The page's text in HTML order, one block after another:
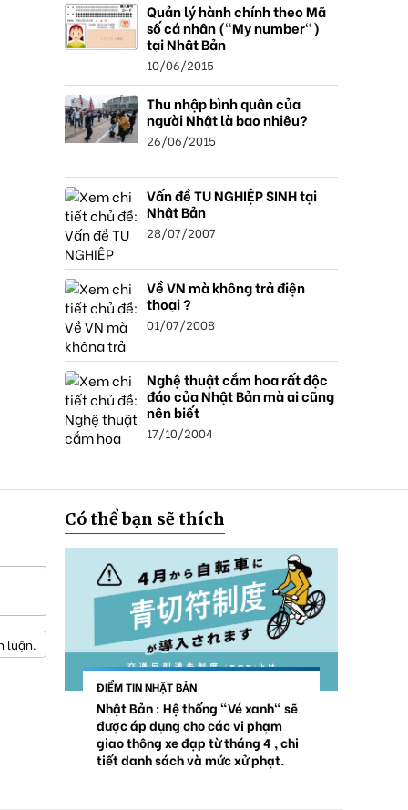
Quản lý hành chính theo Mã
số cá nhân ("My number")
tại Nhật Bản
10/06/2015
Thu nhập bình quân của
người Nhật là bao nhiêu?
26/06/2015
Vấn đề TU NGHIỆP SINH tại
Nhật Bản
28/07/2007
Về VN mà không trả điện
thoại ?
01/07/2008
Nghệ thuật cắm hoa rất độc
đáo của Nhật Bản mà ai cũng
nên biết
17/10/2004
luận.
Có thể bạn sẽ thích
ĐIỂM TIN NHẬT BẢN
Nhật Bản : Hệ thống "Vé xanh" sẽ
được áp dụng cho các vi phạm
giao thông xe đạp từ tháng 4 , chi
tiết danh sách và mức xử phạt.